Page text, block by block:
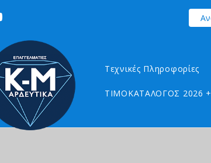
Τεχνικές Πληροφορίες
ΤΙΜΟΚΑΤΑΛΟΓΟΣ 2026 +